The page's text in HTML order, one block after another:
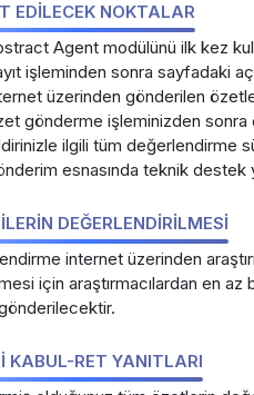
EDİLECEK NOKTALAR
Agent modülünü ilk kez
işleminden sonra sayfadaki
üzerinden gönderilen
gönderme işleminizden sonra
ilgili tüm değerlendirme
esnasında teknik destek
DEĞERLENDİRİLMESİ
internet üzerinden
için araştırmacılardan en
KABUL-RET YANITLARI